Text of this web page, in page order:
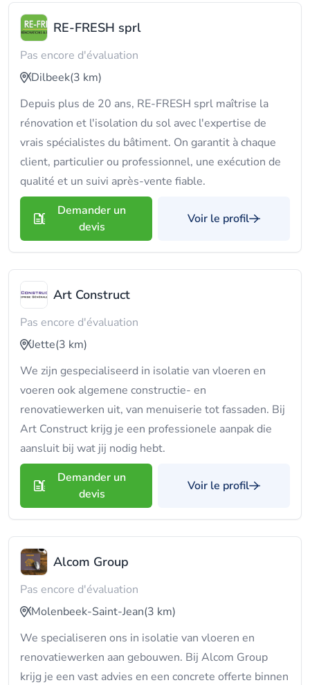
RE-FRESH sprl
Pas encore d'évaluation
Dilbeek(3 km)
Depuis plus de 20 ans, RE-FRESH sprl maîtrise la
rénovation et l'isolation du sol avec l'expertise de
vrais spécialistes du bâtiment. On garantit à chaque
client, particulier ou professionnel, une exécution de
qualité et un suivi après-vente fiable.
Demander un
devis
Voir le profil
Art Construct
Pas encore d'évaluation
Jette(3 km)
We zijn gespecialiseerd in isolatie van vloeren en
voeren ook algemene constructie- en
renovatiewerken uit, van menuiserie tot fassaden. Bij
Art Construct krijg je een professionele aanpak die
aansluit bij wat jij nodig hebt.
Demander un
devis
Voir le profil
Alcom Group
Pas encore d'évaluation
Molenbeek-Saint-Jean(3 km)
We specialiseren ons in isolatie van vloeren en
renovatiewerken aan gebouwen. Bij Alcom Group
krijg je een vast advies en een concrete offerte binnen